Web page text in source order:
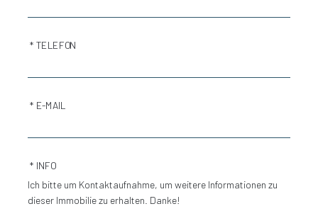
* TELEFON
* E-MAIL
* INFO